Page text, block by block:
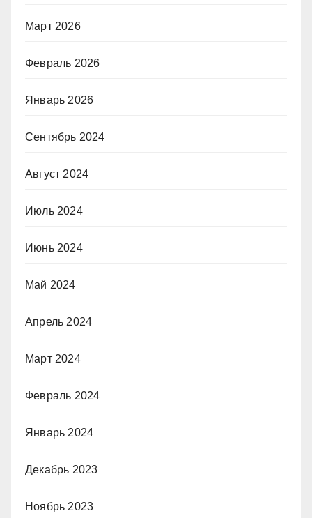
Март 2026
Февраль 2026
Январь 2026
Сентябрь 2024
Август 2024
Июль 2024
Июнь 2024
Май 2024
Апрель 2024
Март 2024
Февраль 2024
Январь 2024
Декабрь 2023
Ноябрь 2023